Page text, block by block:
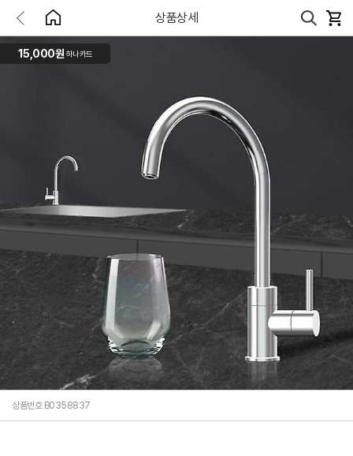
상품상세
15,000원 하나카드
상품번호 B0358837